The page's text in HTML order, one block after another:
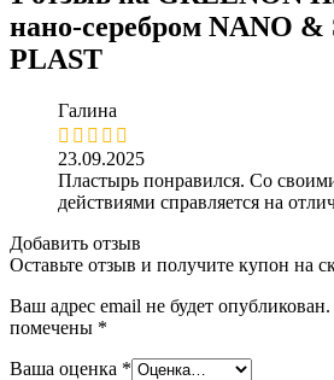
нано-серебром NANO &
PLAST
Галина
23.09.2025
Пластырь понравился. Со
действиями справляется на
Добавить отзыв
Оставьте отзыв и получите купон на
Ваш адрес email не будет опубликован.
помечены *
Ваша оценка *